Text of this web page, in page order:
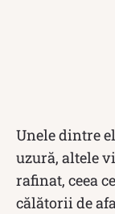
Unele dintre
uzură, altele
rafinat, ceea
călătorii de